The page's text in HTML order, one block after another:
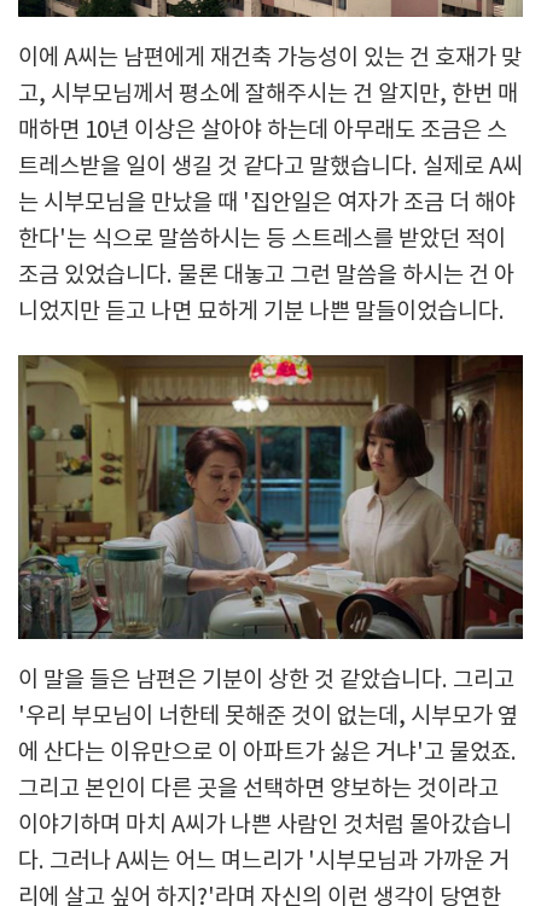
이에 A씨는 남편에게 재건축 가능성이 있는 건 호재가 맞
고, 시부모님께서 평소에 잘해주시는 건 알지만, 한번 매
매하면 10년 이상은 살아야 하는데 아무래도 조금은 스
트레스받을 일이 생길 것 같다고 말했습니다. 실제로 A씨
는 시부모님을 만났을 때 '집안일은 여자가 조금 더 해야
한다'는 식으로 말씀하시는 등 스트레스를 받았던 적이
조금 있었습니다. 물론 대놓고 그런 말씀을 하시는 건 아
니었지만 듣고 나면 묘하게 기분 나쁜 말들이었습니다.
이 말을 들은 남편은 기분이 상한 것 같았습니다. 그리고
'우리 부모님이 너한테 못해준 것이 없는데, 시부모가 옆
에 산다는 이유만으로 이 아파트가 싫은 거냐'고 물었죠.
그리고 본인이 다른 곳을 선택하면 양보하는 것이라고
이야기하며 마치 A씨가 나쁜 사람인 것처럼 몰아갔습니
다. 그러나 A씨는 어느 며느리가 '시부모님과 가까운 거
리에 살고 싶어 하지?'라며 자신의 이런 생각이 당연한